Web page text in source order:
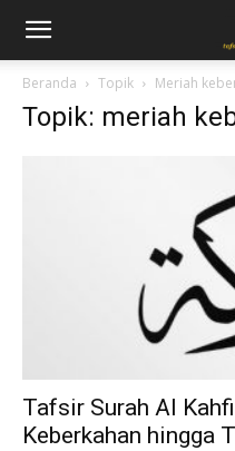
Beranda Topik Meriah
Topik: meriah
Tafsir Surah Al
Keberkahan hingga